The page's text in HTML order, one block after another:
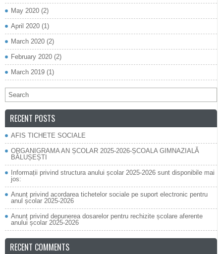
May 2020 (2)
April 2020 (1)
March 2020 (2)
February 2020 (2)
March 2019 (1)
RECENT POSTS
AFIS TICHETE SOCIALE
ORGANIGRAMA AN ȘCOLAR 2025-2026-ȘCOALA GIMNAZIALĂ
BĂLUȘEȘTI
Informații privind structura anului școlar 2025-2026 sunt disponibile mai
jos:
Anunț privind acordarea tichetelor sociale pe suport electronic pentru
anul școlar 2025-2026
Anunț privind depunerea dosarelor pentru rechizite școlare aferente
anului școlar 2025-2026
RECENT COMMENTS